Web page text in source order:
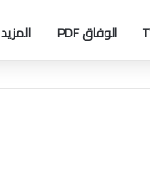
الوفاق PDF المزيد